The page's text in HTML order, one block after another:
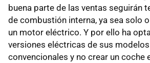
buena parte de las ventas seguirán
de combustión interna, ya sea solo
un motor eléctrico. Y por ello ha
versiones eléctricas de sus
convencionales y no crear un coche